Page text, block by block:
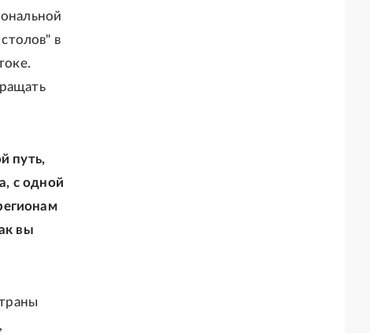
в
путь,
с одной
вы